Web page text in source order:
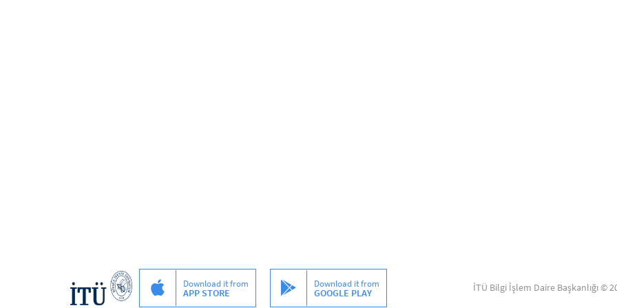
Download it from
APP STORE
Download it from
GOOGLE PLAY İTÜ Bilgi İşlem Daire Başkanlığı ©